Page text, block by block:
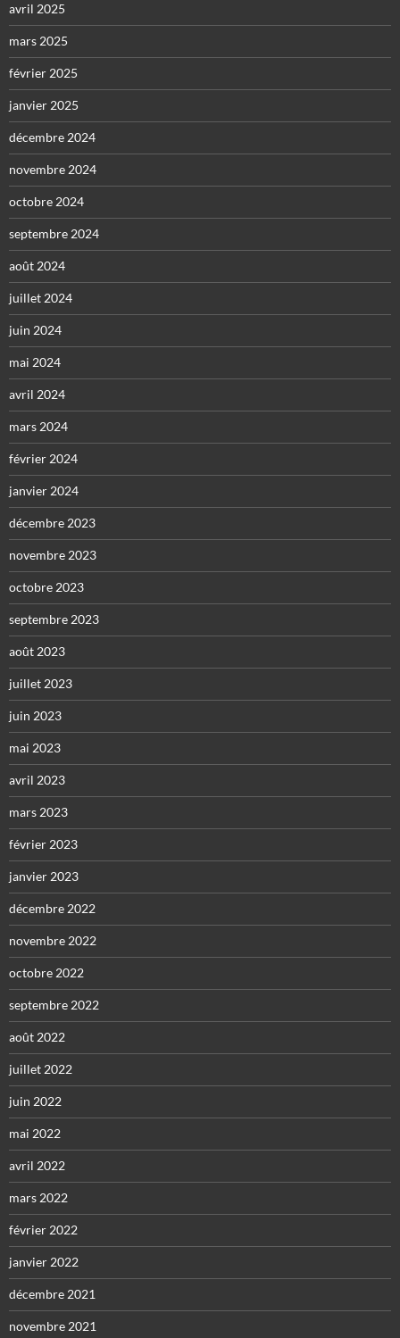
avril 2025
mars 2025
février 2025
janvier 2025
décembre 2024
novembre 2024
octobre 2024
septembre 2024
août 2024
juillet 2024
juin 2024
mai 2024
avril 2024
mars 2024
février 2024
janvier 2024
décembre 2023
novembre 2023
octobre 2023
septembre 2023
août 2023
juillet 2023
juin 2023
mai 2023
avril 2023
mars 2023
février 2023
janvier 2023
décembre 2022
novembre 2022
octobre 2022
septembre 2022
août 2022
juillet 2022
juin 2022
mai 2022
avril 2022
mars 2022
février 2022
janvier 2022
décembre 2021
novembre 2021